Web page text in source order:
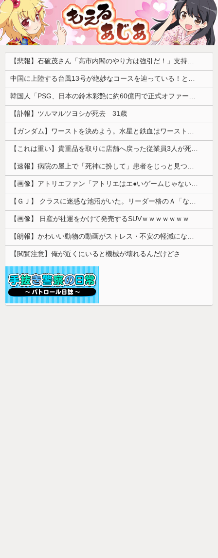
【悲報】石破茂さん「高市内閣のやり方は強引だ！」支持率下落の理由を指摘 → ﾈｯﾄ「お前が言うな」「鳥取県だけ減税無しで！」 ｗｗｗｗｗｗｗｗｗｗｗｗｗｗ
中国に上陸する台風13号が絶妙なコースを辿っている！と話題に、中国の重要都市の上に長々と居座り続けるルートで……
韓国人「PSG、日本の鈴木彩艶に約60億円で正式オファー・・・」→「あいつがそれほどなのか（ﾌﾞﾙﾌﾞﾙ）」「レギュラーとして出れるとは思わない...
【訃報】ツルマルツヨシが死去 31歳
【ガンダム】ワーストを決めよう。水星と鉄血はワーストではない。ageかジークアクスの２択だろ？
【これは重い】貴重品を取りに店舗へ戻った従業員3人が死亡 オンワードが再発防止策を発表
【速報】病院の屋上で「死神に扮して」患者をじっと見つめていた男性を逮捕
【画像】アトリエファン「アトリエはエ●いゲームじゃない！ライザを性的な目で見てる奴はにわか！」
【ＧＪ】 クラスに迷惑な池沼がいた。リーダー格のＡ「なんで支援学級に入れないんですか？」先生「背の高い低いと同じで、これも個性なの！差別は...
【画像】 日産が社運をかけて発売するSUVｗｗｗｗｗｗｗ
【朗報】かわいい動物の動画がストレス・不安の軽減になる可能性。英大学の研究で実証
【閲覧注意】俺が近くにいると機械が壊れるんだけどさ